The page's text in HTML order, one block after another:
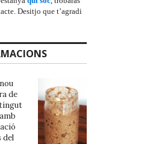
Desitjo que t’agradi
de
del